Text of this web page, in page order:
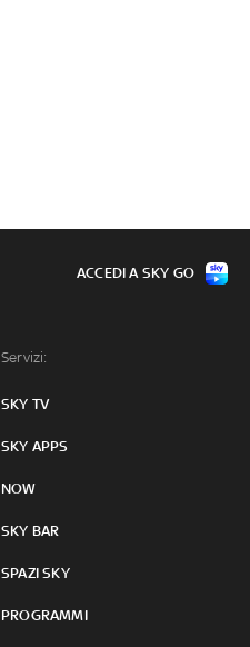
Servizi:
SKY TV
SKY APPS
NOW
SKY BAR
SPAZI SKY
PROGRAMMI
ACCEDI A SKY GO